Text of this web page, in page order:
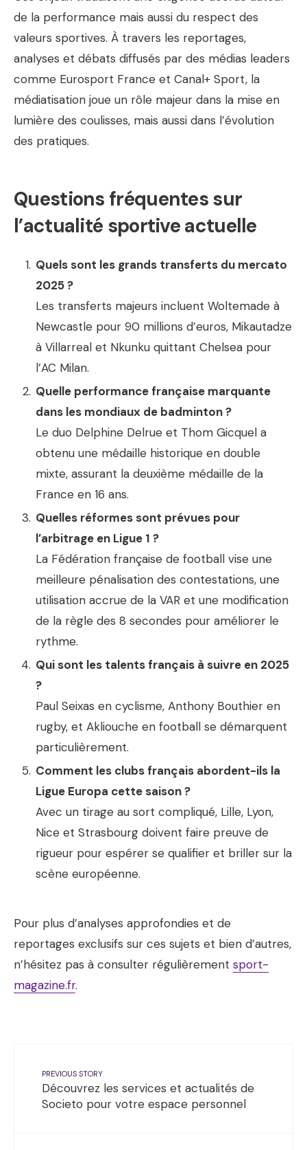
de la performance mais aussi du respect des
valeurs sportives. À travers les reportages,
analyses et débats diffusés par des médias leaders
comme Eurosport France et Canal+ Sport, la
médiatisation joue un rôle majeur dans la mise en
lumière des coulisses, mais aussi dans l’évolution
des pratiques.
Questions fréquentes sur
l’actualité sportive actuelle
Quels sont les grands transferts du mercato
2025 ?
Les transferts majeurs incluent Woltemade à
Newcastle pour 90 millions d’euros, Mikautadze
à Villarreal et Nkunku quittant Chelsea pour
l’AC Milan.
Quelle performance française marquante
dans les mondiaux de badminton ?
Le duo Delphine Delrue et Thom Gicquel a
obtenu une médaille historique en double
mixte, assurant la deuxième médaille de la
France en 16 ans.
Quelles réformes sont prévues pour
l’arbitrage en Ligue 1 ?
La Fédération française de football vise une
meilleure pénalisation des contestations, une
utilisation accrue de la VAR et une modification
de la règle des 8 secondes pour améliorer le
rythme.
Qui sont les talents français à suivre en 2025
?
Paul Seixas en cyclisme, Anthony Bouthier en
rugby, et Akliouche en football se démarquent
particulièrement.
Comment les clubs français abordent-ils la
Ligue Europa cette saison ?
Avec un tirage au sort compliqué, Lille, Lyon,
Nice et Strasbourg doivent faire preuve de
rigueur pour espérer se qualifier et briller sur la
scène européenne.
Pour plus d’analyses approfondies et de
reportages exclusifs sur ces sujets et bien d’autres,
n’hésitez pas à consulter régulièrement sport-
magazine.fr.
PREVIOUS STORY
Découvrez les services et actualités de
Societo pour votre espace personnel